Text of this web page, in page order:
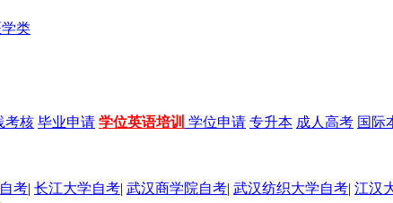
学类
考核 毕业申请 学位英语培训 学位申请 专升本 成人高考 国际
考| 长江大学自考| 武汉商学院自考| 武汉纺织大学自考| 江汉